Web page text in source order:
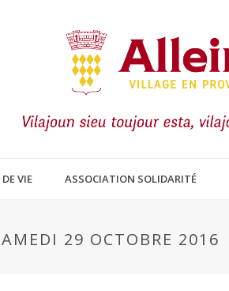
VIE ASSOCIATION SOLIDARITÉ
29 OCTOBRE 2016